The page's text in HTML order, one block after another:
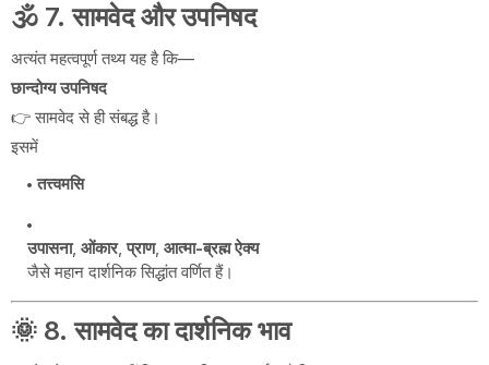
🕉️ 7. सामवेद और उपनिषद
अत्यंत महत्वपूर्ण तथ्य यह है कि—
छान्दोग्य उपनिषद
👉 सामवेद से ही संबद्ध है।
इसमें
तत्त्वमसि
उपासना, ओंकार,प्राण, आत्मा-ब्रह्म ऐक्य
जैसे महान दार्शनिक सिद्धांत वर्णित हैं।
🌞 8. सामवेद का दार्शनिक भाव